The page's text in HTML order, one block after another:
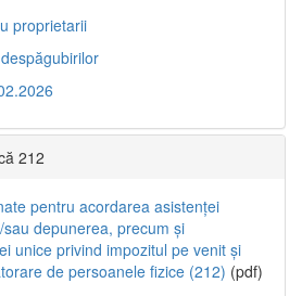
proprietarii
212
pentru acordarea asistenței
depunerea, precum și
unice privind impozitul pe venit și
de persoanele fizice (212) (pdf)